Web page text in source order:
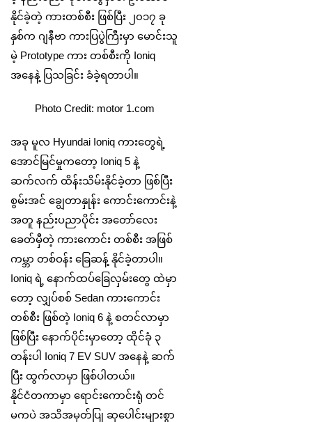
နိုင်ခဲ့တဲ့ ကားတစ်စီး ဖြစ်ပြီး ၂၀၁၇ ခု
နှစ်က ဂျနီဗာ ကားပြပွဲကြီးမှာ မောင်းသူ
မဲ့ Prototype ကား တစ်စီးကို Ioniq
အနေနဲ့ ပြသခြင်း ခံခဲ့ရတာပါ။
Photo Credit: motor 1.com
အခု မူလ Hyundai Ioniq ကားတွေရဲ့
အောင်မြင်မှုကတော့ Ioniq 5 နဲ့
ဆက်လက် ထိန်းသိမ်းနိုင်ခဲ့တာ ဖြစ်ပြီး
စွမ်းအင် ချွေတာနှုန်း ကောင်းကောင်းနဲ့
အတူ နည်းပညာပိုင်း အတော်လေး
ခေတ်မှီတဲ့ ကားကောင်း တစ်စီး အဖြစ်
ကမ္ဘာ တစ်ဝန်း ခြေဆန့် နိုင်ခဲ့တာပါ။
Ioniq ရဲ့ နောက်ထပ်ခြေလှမ်းတွေ ထဲမှာ
တော့ လျှပ်စစ် Sedan ကားကောင်း
တစ်စီး ဖြစ်တဲ့ Ioniq 6 နဲ့ စတင်လာမှာ
ဖြစ်ပြီး နောက်ပိုင်းမှာတော့ ထိုင်ခုံ ၃
တန်းပါ Ioniq 7 EV SUV အနေနဲ့ ဆက်
ပြီး ထွက်လာမှာ ဖြစ်ပါတယ်။
နိုင်ငံတကာမှာ ရောင်းကောင်းရုံ တင်
မကပဲ အသိအမှတ်ပြု ဆုပေါင်းများစွာ